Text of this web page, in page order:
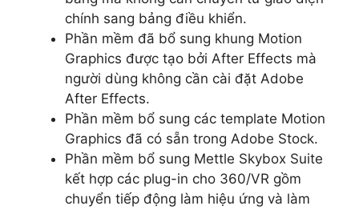
chính sang bảng điều khiển.
Phần mềm đã bổ sung khung Motion
Graphics được tạo bởi After Effects mà
người dùng không cần cài đặt Adobe
After Effects.
Phần mềm bổ sung các template Motion
Graphics đã có sẵn trong Adobe Stock.
Phần mềm bổ sung Mettle Skybox Suite
kết hợp các plug-in cho 360/VR gồm
chuyển tiếp động làm hiệu ứng và làm